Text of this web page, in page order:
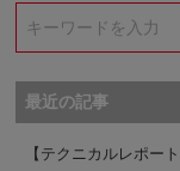
最近の記事
【テクニカルレポー